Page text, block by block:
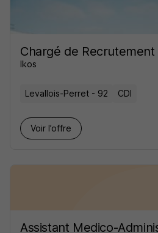
Chargé de Recrutement
Ikos
Levallois-Perret - 92 CDI
Voir l’offre
Assistant Medico-